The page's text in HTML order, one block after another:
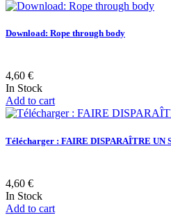
Download: Rope through body
4,60 €
In Stock
Add to cart
Télécharger : FAIRE DISPARAÎTRE UN
4,60 €
In Stock
Add to cart